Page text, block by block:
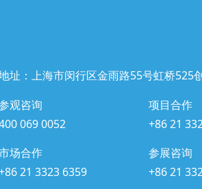
址：上海市闵行区金雨路55号虹桥525
观咨询
069 0052
项目合作
+86 21
场合作
21 3323 6359
参展咨询
+86 21